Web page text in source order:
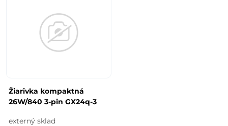
Žiarivka kompaktná
26W/840 3-pin GX24q-3
externý sklad